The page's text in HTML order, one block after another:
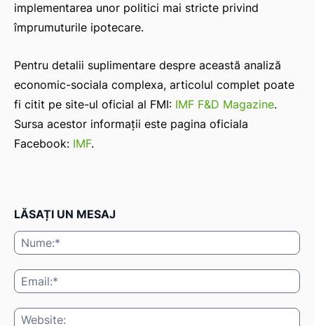
implementarea unor politici mai stricte privind
împrumuturile ipotecare.
Pentru detalii suplimentare despre această analiză
economic-sociala complexa, articolul complet poate
fi citit pe site-ul oficial al FMI: IMF F&D Magazine.
Sursa acestor informații este pagina oficiala
Facebook: IMF.
LĂSAȚI UN MESAJ